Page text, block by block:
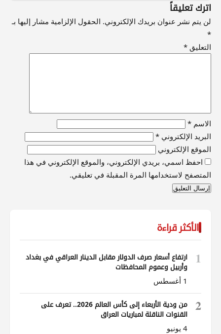
اترك تعليقاً
لن يتم نشر عنوان بريدك الإلكتروني. الحقول الإلزامية مشار إليها بـ
*
التعليق *
الاسم *
البريد الإلكتروني *
الموقع الإلكتروني
احفظ اسمي، بريدي الإلكتروني، والموقع الإلكتروني في هذا
المتصفح لاستخدامها المرة المقبلة في تعليقي.
الأكثر قراءة
1
ارتفاع أسعار صرف الدولار مقابل الدينار العراقي في بغداد
وأربيل وعموم المحافظات
1 أغسطس
2
من ودية الأربعاء إلى كأس العالم 2026.. تعرف على
القنوات الناقلة لمباريات العراق
4 يونيو